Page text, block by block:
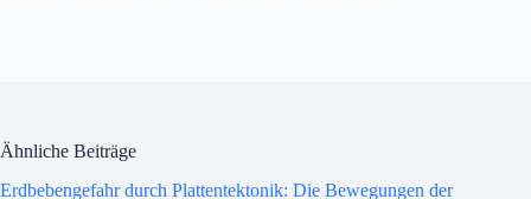
Ähnliche Beiträge
Erdbebengefahr durch Plattentektonik: Die Bewegungen der